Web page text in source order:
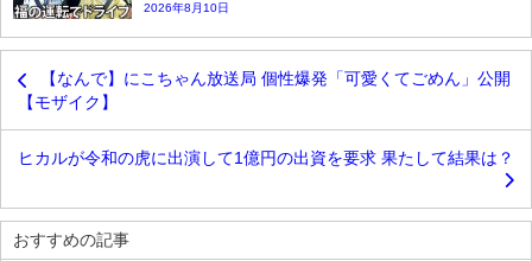
2026年8月10日
【なんで】にこちゃん放送局 個性爆発「可愛くてごめん」公開
【モザイク】
ヒカルが令和の虎に出演して1億円の出資を要求 果たして結果は？
おすすめの記事